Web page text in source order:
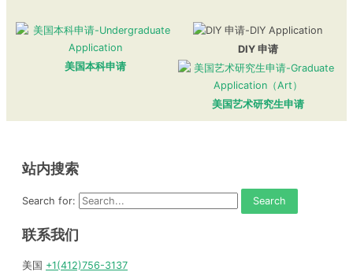
美国本科申请
DIY 申请
美国艺术研究生申请
站内搜索
Search for:
联系我们
美国 +1(412)756-3137